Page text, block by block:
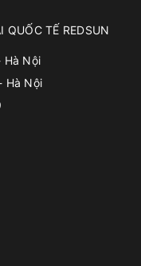
TẾ REDSUN
Hà Nội
Hà Nội